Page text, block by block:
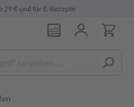
29 € und für E-Rezepte